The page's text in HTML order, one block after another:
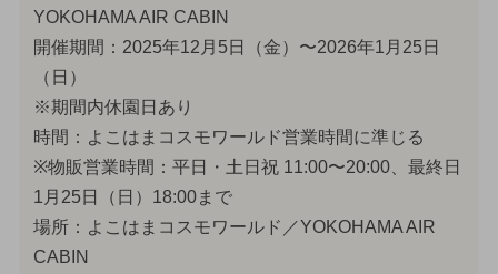
YOKOHAMA AIR CABIN
開催期間：2025年12月5日（金）〜2026年1月25日
（日）
※期間内休園日あり
時間：よこはまコスモワールド営業時間に準じる
※物販営業時間：平日・土日祝 11:00〜20:00、最終日
1月25日（日）18:00まで
場所：よこはまコスモワールド／YOKOHAMA AIR
CABIN